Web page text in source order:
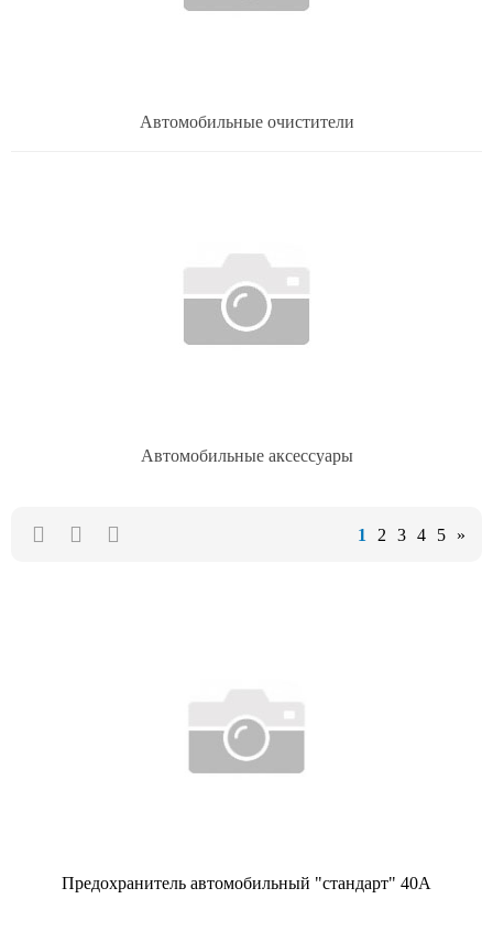
Автомобильные очистители
Автомобильные аксессуары
1 2 3 4 5 »
Предохранитель автомобильный "стандарт" 40А